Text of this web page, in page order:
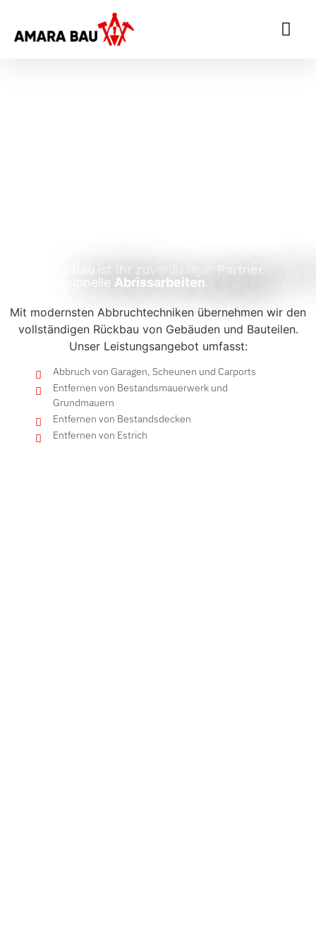
ist Ihr zuverlässiger
für professionelle Abrissarbeiten.
Mit modernsten Abbruchtechniken übernehmen wir den
vollständigen Rückbau von Gebäuden und Bauteilen.
Unser Leistungsangebot umfasst:
Abbruch von Garagen, Scheunen und Carports
Entfernen von Bestandsmauerwerk und
Grundmauern
Entfernen von Bestandsdecken
Entfernen von Estrich